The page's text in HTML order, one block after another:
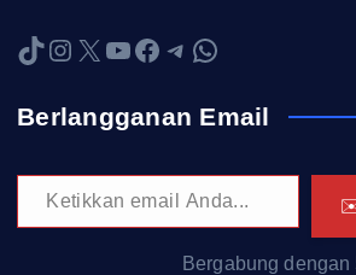
TikTok Instagram X YouTube Facebook Telegram WhatsApp
Berlangganan Email
Ketikkan email Anda...
Bergabung